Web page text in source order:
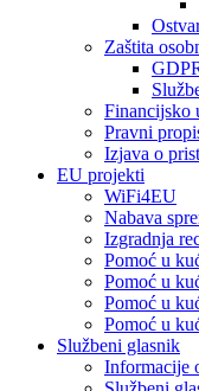
Zaštita
Financijsko
Pravni
Izjava o
EU projekti
WiFi4EU
Nabava
Izgradnja
Pomoć u
Pomoć u
Pomoć u
Pomoć u
Službeni glasnik
Informacije